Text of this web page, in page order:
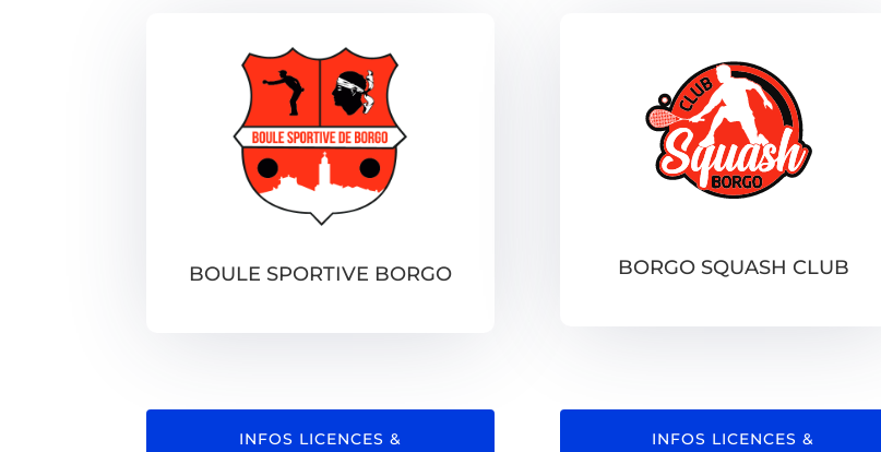
BOULE SPORTIVE BORGO BORGO SQUASH CLUB
INFOS LICENCES &
INFOS LICENCES &